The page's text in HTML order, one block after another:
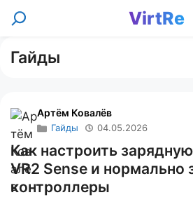
Перейти
VirtRe
Поиск
Гайды
Артём Ковалёв
Гайды 04.05.2026
Как настроить
VR2 Sense и нормально
контроллеры